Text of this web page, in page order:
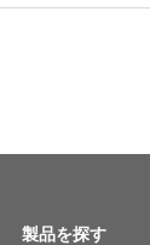
製品を探す